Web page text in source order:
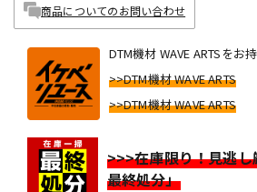
商品についてのお問い合わせ
DTM機材 WAVE ARTSをお
>>DTM機材 WAVE ARTS
>>DTM機材 WAVE ARTS
>>>在庫限り！見逃
最終処分」